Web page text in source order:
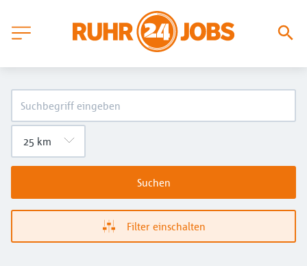
Suchen
Filter einschalten